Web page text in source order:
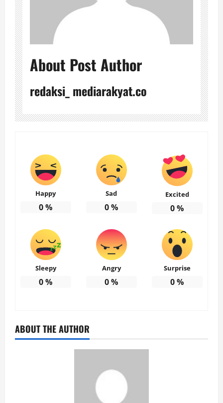
About Post Author
redaksi_ mediarakyat.co
Happy
0%
Sad
0%
Excited
0%
Sleepy
0%
Angry
0%
Surprise
0%
ABOUT THE AUTHOR